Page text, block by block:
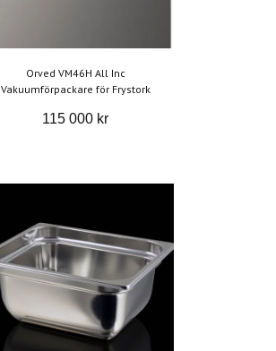
Orved VM46H All Inc
Vakuumförpackare för Frystork
115 000 kr